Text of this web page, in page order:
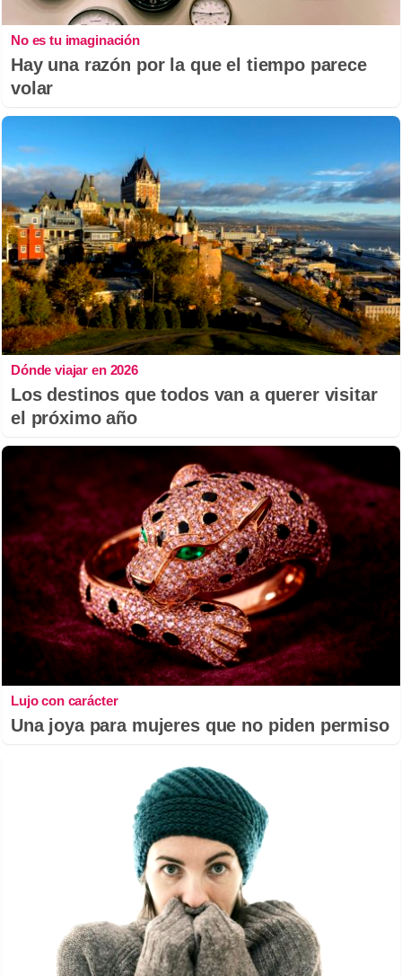
No es tu imaginación
Hay una razón por la que el tiempo parece
volar
Dónde viajar en 2026
Los destinos que todos van a querer visitar
el próximo año
Lujo con carácter
Una joya para mujeres que no piden permiso